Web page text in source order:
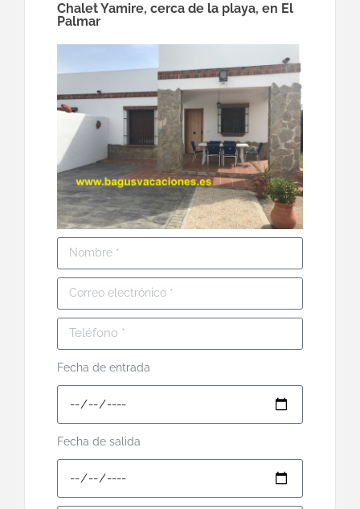
Chalet Yamire, cerca de la playa, en El
Palmar
Fecha de entrada
Fecha de salida